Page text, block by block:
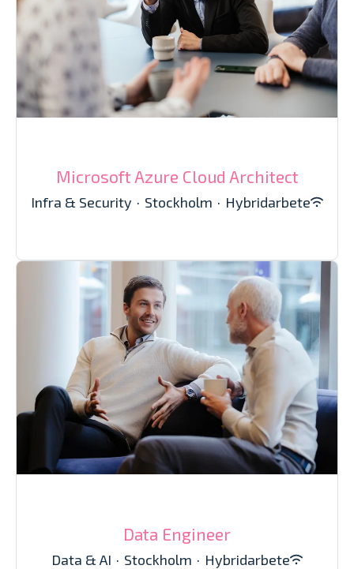
Microsoft Azure Cloud Architect
Infra & Security · Stockholm · Hybridarbete
Data Engineer
Data & AI · Stockholm · Hybridarbete